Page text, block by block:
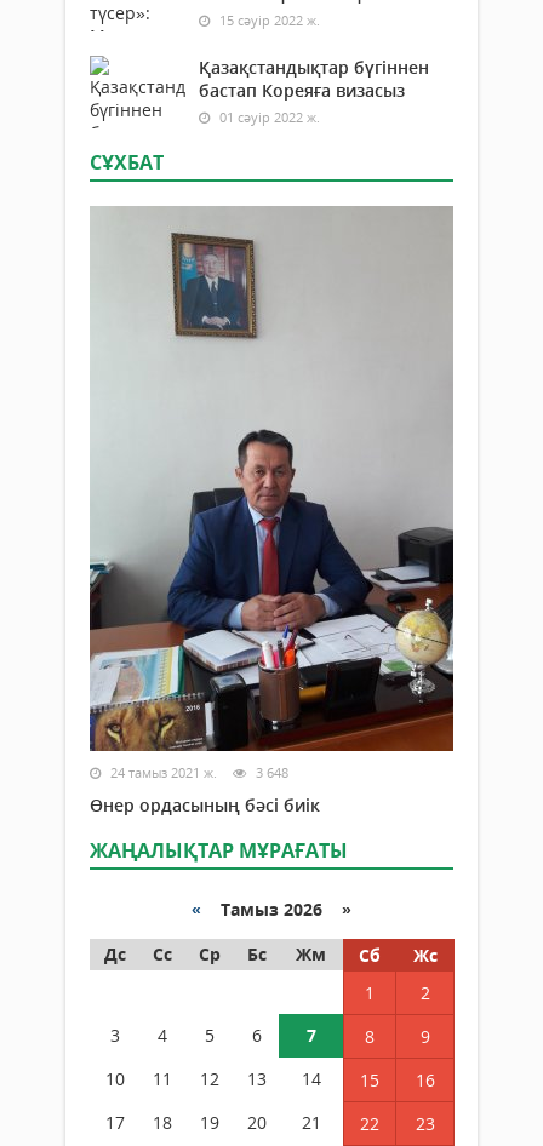
15 сәуір 2022 ж.
Қазақстандықтар бүгіннен
бастап Кореяға визасыз
01 сәуір 2022 ж.
СҰХБАТ
24 тамыз 2021 ж. 3 648
Өнер ордасының бәсі биік
ЖАҢАЛЫҚТАР МҰРАҒАТЫ
« Тамыз 2026 »
Дс
Сс Ср Бс Жм Сб
Жс
1
2
3
4 5 6 7 8
9
10
11 12 13 14 15
16
17
18 19 20 21 22 23